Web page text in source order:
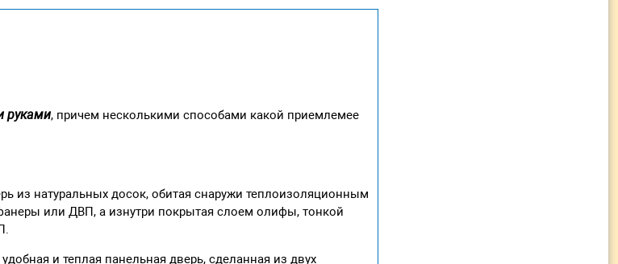
руками, причем несколькими способами какой приемлемее
из натуральных досок, обитая снаружи теплоизоляционным
или ДВП, а изнутри покрытая слоем олифы, тонкой
удобная и теплая панельная дверь, сделанная из двух